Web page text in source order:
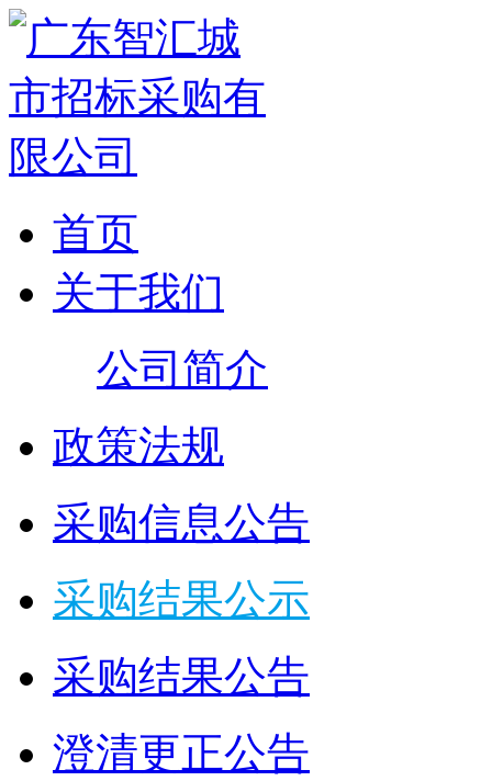
首页
关于我们
公司简介
政策法规
采购信息公告
采购结果公示
采购结果公告
澄清更正公告